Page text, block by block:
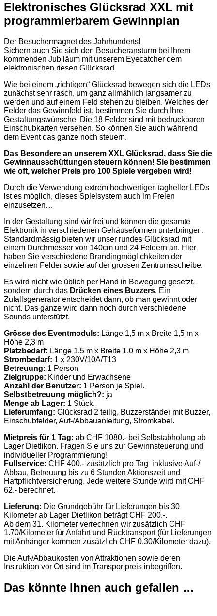
Elektronisches Glücksrad XXL mit
programmierbarem Gewinnplan
Der Besuchermagnet des Jahrhunderts!
Sichern auch Sie sich den Besucheransturm bei Ihrem
kommenden Jubiläum mit unserem Eyecatcher dem
elektronischen riesen Glücksrad.
Wie bei einem „richtigen“ Glücksrad bewegen sich die LEDs
zunächst sehr rasch, um ganz allmählich langsamer zu
werden und auf einem Feld stehen zu bleiben. Welches der
Felder das Gewinnfeld ist, bestimmen Sie durch Ihre
Gestaltungswünsche. Die 18 Felder sind mit bedruckbaren
Einschubkarten versehen. So können Sie auch während
dem Event das ganze noch steuern.
Das Besondere an unserem XXL Glücksrad, dass Sie die
Gewinnausschüttungen steuern können! Sie bestimmen
wie oft, welcher Preis pro 100 Spiele vergeben wird!
Durch die Verwendung extrem hochwertiger, tagheller LEDs
ist es möglich, dieses Spielsystem auch im Freien
einzusetzen…
In der Gestaltung sind wir frei und können die gesamte
Elektronik in verschiedenen Gehäuseformen unterbringen.
Standardmässig bieten wir unser rundes Glücksrad mit
einem Durchmesser von 140cm und 24 Feldern an. Hier
haben Sie verschiedene Brandingmöglichkeiten der
einzelnen Felder sowie auf der grossen Zentrumsscheibe.
Es wird nicht wie üblich per Hand in Bewegung gesetzt,
sondern durch das Drücken eines Buzzers. Ein
Zufallsgenerator entscheidet dann, ob man gewinnt oder
nicht. Das ganze wird dann noch durch verschiedene
Sounds unterstützt.
Grösse des Eventmoduls: Länge 1,5 m x Breite 1,5 m x
Höhe 2,3 m
Platzbedarf: Länge 1,5 m x Breite 1,0 m x Höhe 2,3 m
Strombedarf: 1 x 230V/10A/T13
Betreuung: 1 Person
Zielgruppe: Kinder und Erwachsene
Anzahl der Benutzer: 1 Person je Spiel.
Selbstbetreuung möglich?: ja
Menge ab Lager: 1 Stück.
Lieferumfang: Glücksrad 2 teilig, Buzzerständer mit Buzzer,
Einschubfelder, Auf-/Abbauanleitung, Stromkabel.
Mietpreis für 1 Tag: ab CHF 1080.- bei Selbstabholung ab
Lager Dietlikon. Fragen Sie uns zur Gewinnsteuerung und
individueller Programmierung!
Fullservice: CHF 400.- zusätzlich pro Tag inklusive Auf-/
Abbau, Betreuung bis zu 6 Stunden Aktionszeit und
Haftpflichtversicherung. Jede weitere Stunde wird mit CHF
62.- berechnet.
Lieferung: Die Grundgebühr für Lieferungen bis 30
Kilometer ab Lager Dietlikon beträgt CHF 200.-.
Ab dem 31. Kilometer verrechnen wir zusätzlich CHF
1.70/Kilometer für Anfahrt und Rücktransport (für Lieferungen
mit Anhänger kommen zusätzlich CHF 0.30/Kilometer dazu).
Die Auf-/Abbaukosten von Attraktionen sowie deren
Instruktion vor Ort sind im Transportpreis inbegriffen.
Das könnte Ihnen auch gefallen …